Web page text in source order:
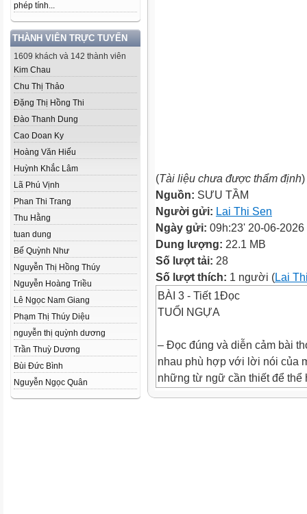
phép tính...
THÀNH VIÊN TRỰC TUYẾN
1609 khách và 142 thành viên
Kim Chau
Chu Thị Thảo
Đặng Thị Hồng Thi
Đào Thanh Dung
Cao Doan Ky
Hoàng Văn Hiếu
Huỳnh Khắc Lâm
Lã Phú Vịnh
Phan Thi Trang
Thu Hằng
tuan dung
Bế Quỳnh Như
Nguyễn Thị Hồng Thúy
Nguyễn Hoàng Triều
Lê Ngọc Nam Giang
Phạm Thị Thúy Diệu
nguyễn thị quỳnh dương
Trần Thuỳ Dương
Bùi Đức Bình
Nguyễn Ngọc Quân
(Tài liệu chưa được thẩm định)
Nguồn: SƯU TẦM
Người gửi: Lai Thi Sen
Ngày gửi: 09h:23' 20-06-2026
Dung lượng: 22.1 MB
Số lượt tải: 28
Số lượt thích: 1 người (Lai
BÀI 3 - Tiết 1Đọc
TUỔI NGỰA
– Đọc đúng và diễn cảm bài
nhau phù hợp với lời nói của
những từ ngữ cần thiết để thể